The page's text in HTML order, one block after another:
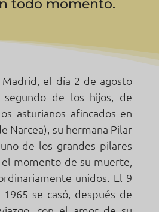
todo momento.
el día 2 de agosto
de los hijos, de
asturianos afincados en
Narcea), su hermana Pilar
de los grandes pilares
el momento de su muerte,
unidos. El 9
se casó, después de